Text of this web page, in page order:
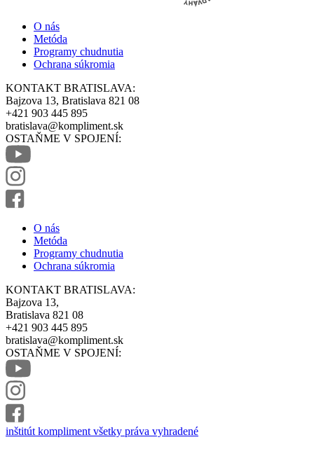
O nás
Metóda
Programy chudnutia
Ochrana súkromia
KONTAKT BRATISLAVA:
Bajzova 13, Bratislava 821 08
+421 903 445 895
bratislava@kompliment.sk
OSTAŇME V SPOJENÍ:
O nás
Metóda
Programy chudnutia
Ochrana súkromia
KONTAKT BRATISLAVA:
Bajzova 13,
Bratislava 821 08
+421 903 445 895
bratislava@kompliment.sk
OSTAŇME V SPOJENÍ:
inštitút kompliment všetky práva vyhradené